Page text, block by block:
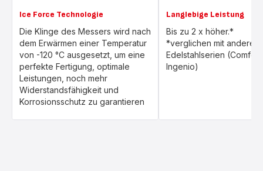
Ice Force Technologie
Die Klinge des Messers wird nach
dem Erwärmen einer Temperatur
von -120 °C ausgesetzt, um eine
perfekte Fertigung, optimale
Leistungen, noch mehr
Widerstandsfähigkeit und
Korrosionsschutz zu garantieren
Langlebige Leistung
Bis zu 2 x höher.*
*verglichen mit anderen
Edelstahlserien (Comfort,
Ingenio)